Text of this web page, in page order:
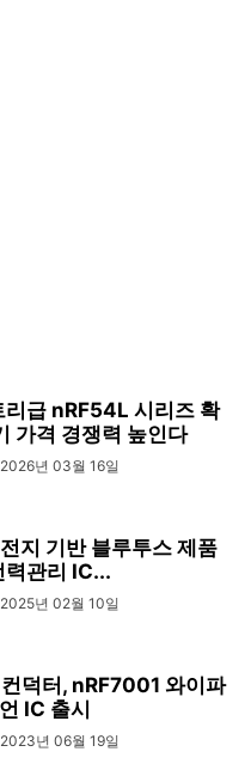
리급 nRF54L 시리즈 확
가격 경쟁력 높인다
2026년 03월 16일
지 기반 블루투스 제품
력관리 IC...
2025년 02월 10일
덕터, nRF7001 와이파
IC 출시
2023년 06월 19일